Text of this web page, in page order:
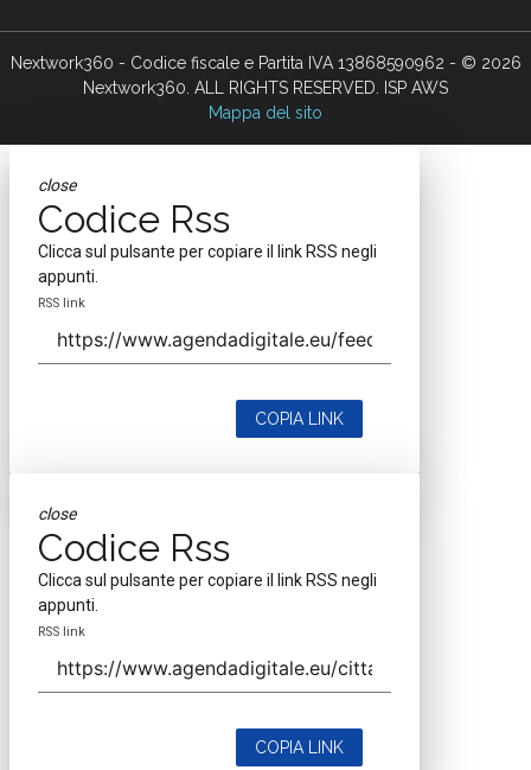
Nextwork360 - Codice fiscale e Partita IVA 13868590962 - © 2026
Nextwork360. ALL RIGHTS RESERVED. ISP AWS
Mappa del sito
close
Codice Rss
Clicca sul pulsante per copiare il link RSS negli
appunti.
RSS link
COPIA LINK
close
Codice Rss
Clicca sul pulsante per copiare il link RSS negli
appunti.
RSS link
COPIA LINK